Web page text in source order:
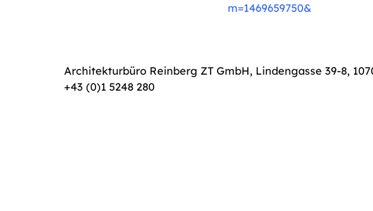
m=1469659750&
Architekturbüro Reinberg ZT GmbH, Lindengasse 39-8,
+43 (0)1 5248 280